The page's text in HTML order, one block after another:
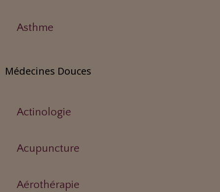
Asthme
Médecines Douces
Actinologie
Acupuncture
Aérothérapie